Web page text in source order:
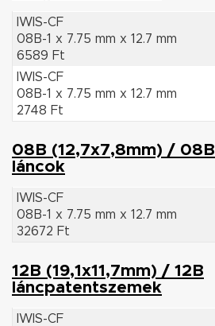
IWIS-CF
08B-1 x 7.75 mm x 12.7 mm
6589 Ft
IWIS-CF
08B-1 x 7.75 mm x 12.7 mm
2748 Ft
08B (12,7x7,8mm) /
láncok
IWIS-CF
08B-1 x 7.75 mm x 12.7 mm
32672 Ft
12B (19,1x11,7mm) / 12B
láncpatentszemek
IWIS-CF